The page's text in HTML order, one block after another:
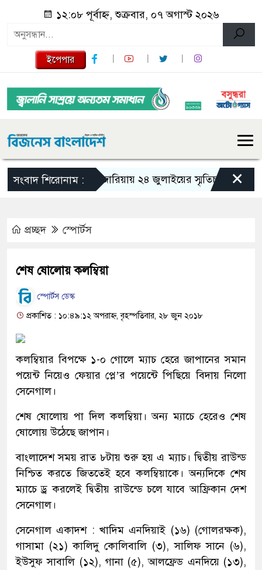
১২:০৮ পূর্বাহ্ন, শুক্রবার, ০৭ অগাস্ট ২০২৬
ইপেপার
সংবাদ শিরোনাম :গজারিয়ায় ২৪ জুলাইয়ের স্মৃতিচারণ: গুমের
×
প্রচ্ছদ স্পোর্টস
শেষ ষোলোয় কলম্বিয়া
স্পোর্টস ডেস্ক
প্রকাশিত : ১০:৪৯:১২ অপরাহ্ন, বৃহস্পতিবার, ২৮ জুন ২০১৮
কলম্বিয়ার বিপক্ষে ১-০ গোলে ম্যাচ হেরে জাপানের সমান
পয়েন্ট নিয়েও ফেয়ার প্লে’র পয়েন্টে পিছিয়ে বিদায় নিলো
সেনেগাল।
শেষ ষোলোয় পা দিল কলম্বিয়া। অন্য ম্যাচে হেরেও শেষ
ষোলোয় উঠেছে জাপান।
বাংলাদেশ সময় রাত ৮টায় শুরু হয় এ ম্যাচ। দ্বিতীয় রাউন্ড
নিশ্চিত করতে জিততেই হবে কলম্বিয়াকে। অন্যদিকে শেষ
ম্যাচে ড্র করলেই দ্বিতীয় রাউন্ডে চলে যাবে আফ্রিকান দেশ
সেনেগাল।
সেনেগাল একাদশ : খাদিম এনদিয়াই (১৬) (গোলরক্ষক),
গাসামা (২১) কালিদু কোলিবালি (৩), সালিফ সানে (৬),
ইউসুফ সাবালি (১২), গানা (৫), আলফ্রেড এনদিয়ে (১৩),